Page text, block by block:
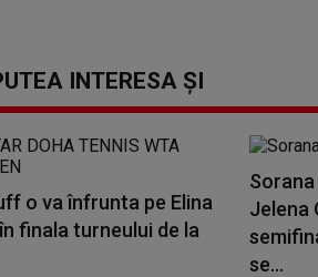
INTERESA ȘI
o va înfrunta pe Elina
finala turneului de la
Jelena
se...